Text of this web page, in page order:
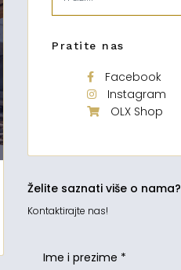
Pratite nas
Facebook
Instagram
OLX Shop
Želite saznati više o nama?
Kontaktirajte nas!
Ime i prezime *